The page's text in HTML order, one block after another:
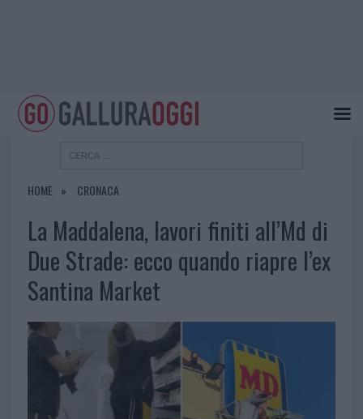
HOME CRONACA
La Maddalena, lavori finiti all’Md di
Due Strade: ecco quando riapre l’ex
Santina Market